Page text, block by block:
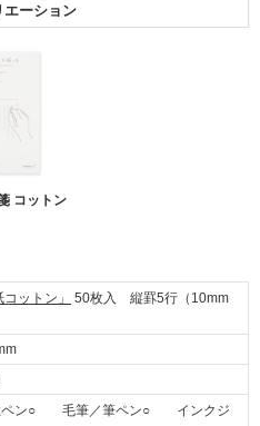
エーション
コットン
ットン」
50枚入 縦罫5行（10mm
ン○ 毛筆／筆ペン○ インクジ